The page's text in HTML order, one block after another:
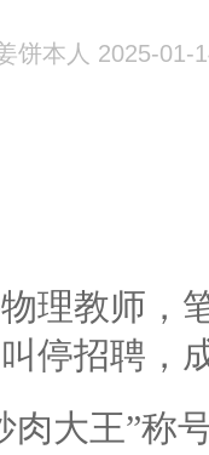
饼本人 2025-01-
理教师，
停招聘，
肉大王”称